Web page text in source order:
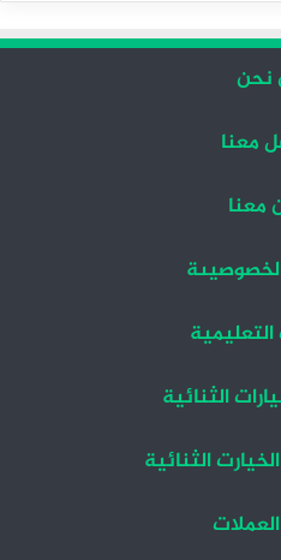
نحن
معنا
معنا
التعليمية
الثنائية
الثنائية